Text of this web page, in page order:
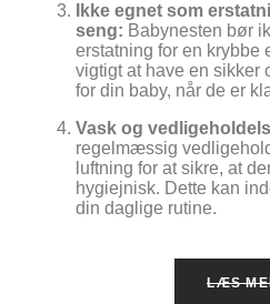
Ikke egnet som
seng: Babynesten bør
erstatning for en krybbe
vigtigt at have en sikker
for din baby, når de er
Vask og
regelmæssig
luftning for at sikre, at
hygiejnisk. Dette kan
din daglige rutine.
LÆS